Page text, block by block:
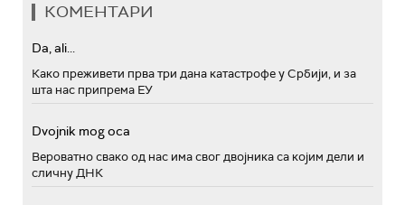
КОМЕНТАРИ
Da, ali...
Како преживети прва три дана катастрофе у Србији, и за
шта нас припрема ЕУ
Dvojnik mog oca
Вероватно свако од нас има свог двојника са којим дели и
сличну ДНК